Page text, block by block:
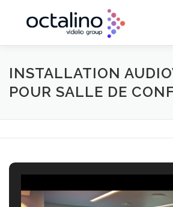
ACCUEIL VENTE &
INSTALLATION
POUR SALLE DE